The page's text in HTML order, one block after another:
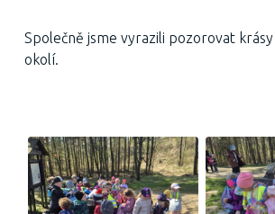
Společně jsme vyrazili pozorovat
okolí.